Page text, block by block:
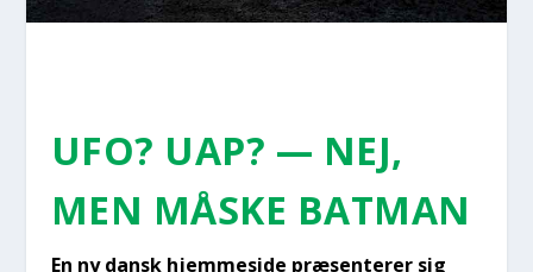
UFO? UAP? — NEJ,
MEN MÅSKE BAT­MAN
En ny dansk hjem­mesi­de præ­sen­te­rer sig